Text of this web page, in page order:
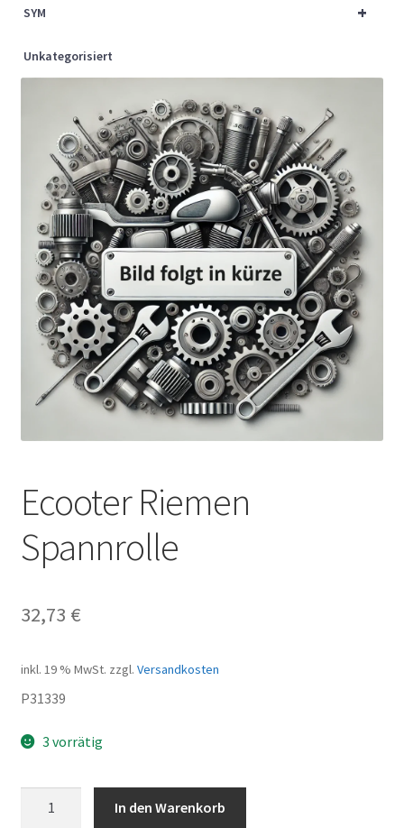
+
SYM
Unkategorisiert
Ecooter Riemen
Spannrolle
32,73 €
inkl. 19 % MwSt. zzgl. Versandkosten
P31339
3 vorrätig
In den Warenkorb